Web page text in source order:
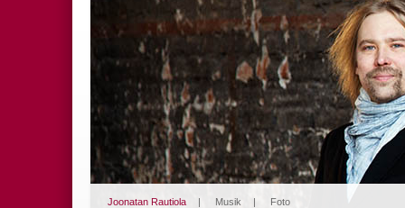
Joonatan Rautiola | Musik | Foto